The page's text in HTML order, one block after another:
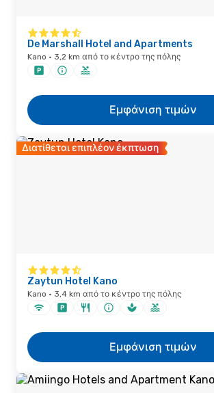
De Marshall Hotel and Apartments
Kano · 3,2 km από το κέντρο της πόλης
Εμφάνιση τιμών
Διατίθεται επιπλέον έκπτωση
Zaytun Hotel Kano
Kano · 3,4 km από το κέντρο της πόλης
Εμφάνιση τιμών